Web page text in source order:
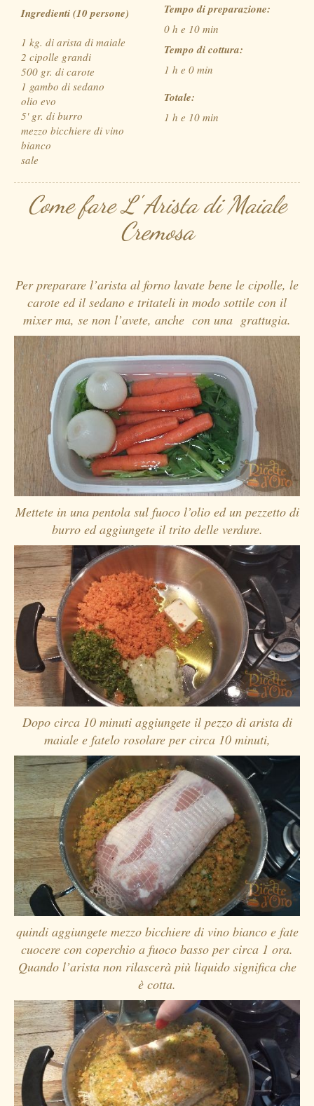
Tempo di preparazione:
0 h e 10 min
Tempo di cottura:
1 h e 0 min
Totale:
1 h e 10 min
Ingredienti (10 persone)
1 kg. di arista di maiale
2 cipolle grandi
500 gr. di carote
1 gambo di sedano
olio evo
5' gr. di burro
mezzo bicchiere di vino
bianco
sale
Come fare L' Arista di Maiale
Cremosa
Per preparare l’arista al forno lavate bene le cipolle, le
carote ed il sedano e tritateli in modo sottile con il
mixer ma, se non l’avete, anche con una grattugia.
Mettete in una pentola sul fuoco l’olio ed un pezzetto di
burro ed aggiungete il trito delle verdure.
Dopo circa 10 minuti aggiungete il pezzo di arista di
maiale e fatelo rosolare per circa 10 minuti,
quindi aggiungete mezzo bicchiere di vino bianco e fate
cuocere con coperchio a fuoco basso per circa 1 ora.
Quando l’arista non rilascerà più liquido significa che
è cotta.